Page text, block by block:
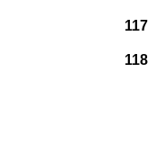
117
118